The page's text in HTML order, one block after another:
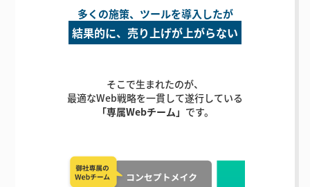
多くの施策、ツールを導入したが
結果的に、売り上げが上がらない
そこで生まれたのが、
最適なWeb戦略を一貫して遂行している
「専属Webチーム」 です。